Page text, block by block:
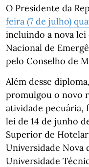
O Presidente da
feira (7 de julho)
incluindo a nova
Nacional de
pelo Conselho de
Além desse
promulgou o novo
atividade
lei de 14 de junho
Superior de
Universidade Nova
Universidade